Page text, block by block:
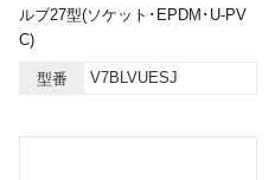
ルブ27型(ソケット･EPDM･U-PV
C)
型番 V7BLVUESJ